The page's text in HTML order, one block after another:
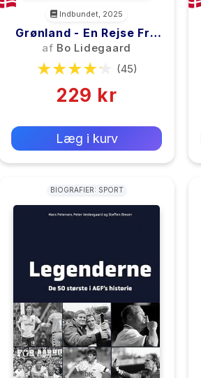
Indbundet, 2025
Grønland - En Rejse Fra
De Tidligste Tider Til Et
Moderne Samfund
af Bo Lidegaard
(45)
229 kr
Læg i kurv
BIOGRAFIER: SPORT